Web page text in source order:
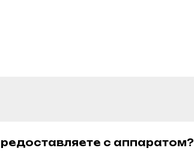
с аппаратом?